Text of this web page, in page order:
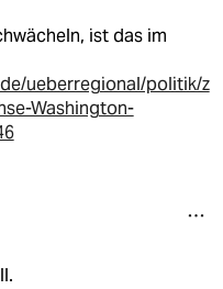
ist das im
ueberregional/politik/z
Washington-